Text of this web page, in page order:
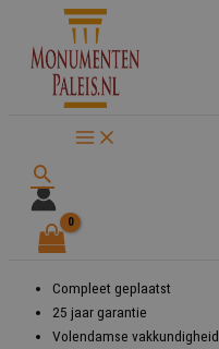
naar
Zoeken
Compleet geplaatst
25 jaar garantie
Volendamse vakkundigheid